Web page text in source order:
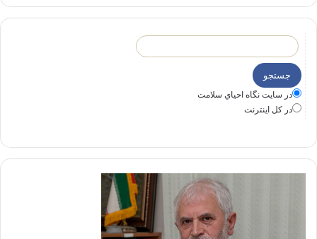
در سايت نگاه احياي سلامت
در كل اينترنت